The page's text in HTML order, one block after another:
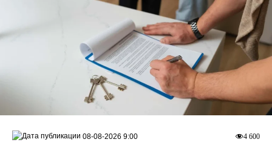
4 600
08-08-2026 9:00